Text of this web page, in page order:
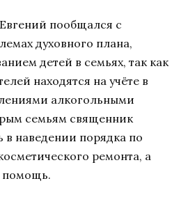
пообщался с
духовного плана,
детей в семьях, так как
находятся на учёте в
алкогольными
семьям священник
наведении порядка по
ремонта, а
помощь.